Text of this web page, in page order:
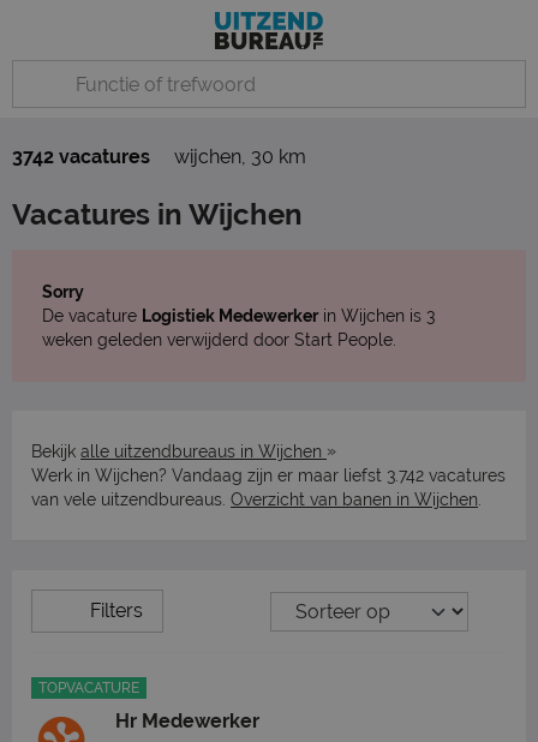
3742 vacatures wijchen, 30 km
Vacatures in Wijchen
Sorry
De vacature Logistiek Medewerkerin Wijchen is 3
weken geleden verwijderd door Start People.
Bekijk alle uitzendbureaus in Wijchen »
Werk in Wijchen? Vandaag zijn er maar liefst 3.742 vacatures
van vele uitzendbureaus. Overzicht van banen in Wijchen
Filters
TOPVACATURE
Hr Medewerker